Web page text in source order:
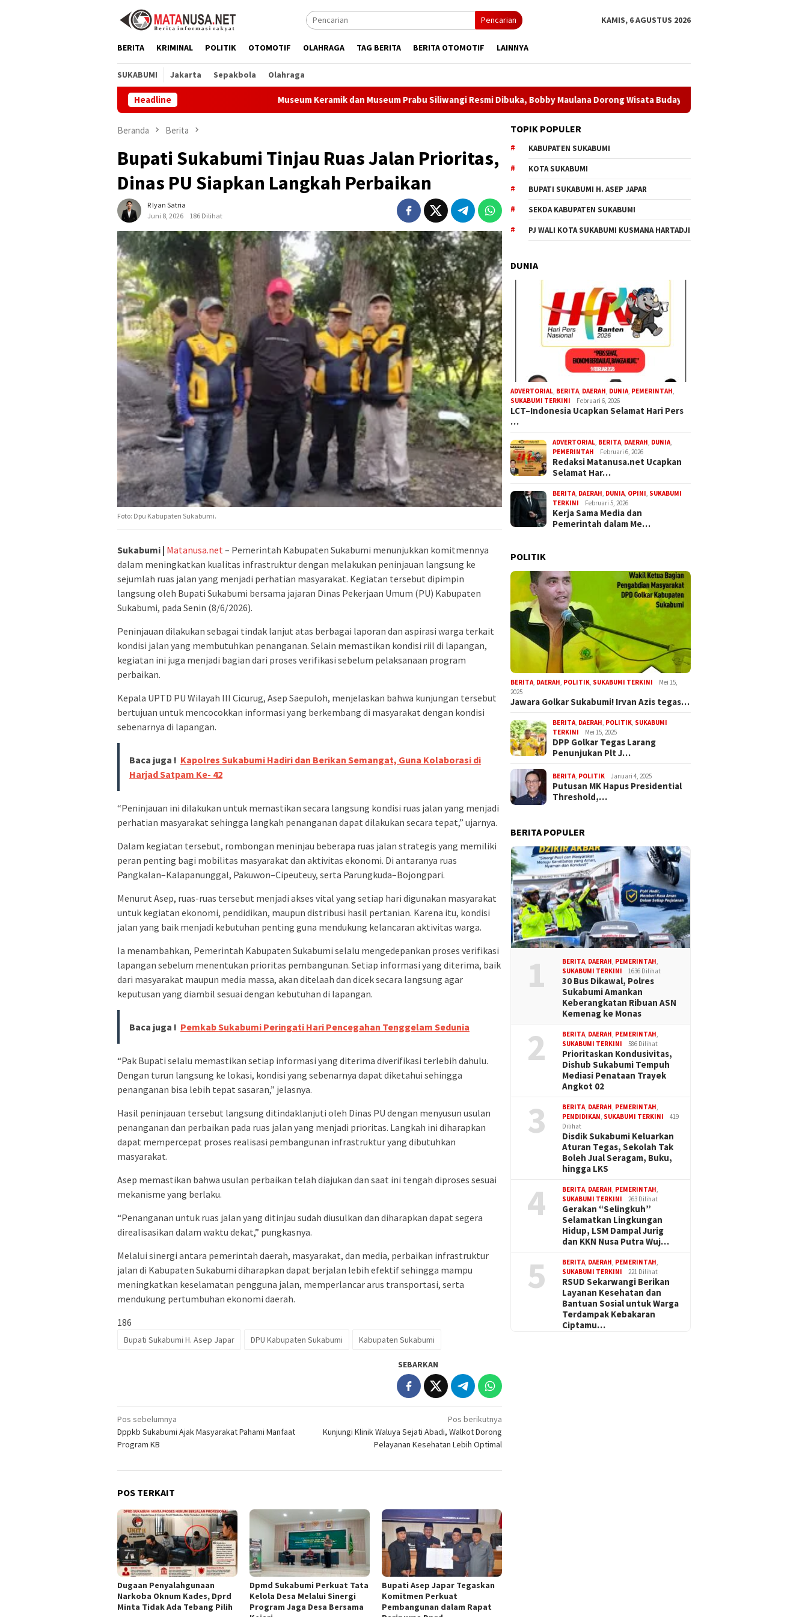
Pencarian KAMIS, 6 AGUSTUS 2026
BERITA KRIMINAL POLITIK OTOMOTIF OLAHRAGA TAG BERITA BERITA OTOMOTIF LAINNYA
SUKABUMI Jakarta Sepakbola Olahraga
Headline Museum Keramik dan Museum Prabu Siliwangi Resmi Dibuka, Bobby Maulana Dorong Wisata Budaya Kota Sukabumi
Beranda Berita
Bupati Sukabumi Tinjau Ruas Jalan Prioritas,
Dinas PU Siapkan Langkah Perbaikan
R Iyan Satria
Juni 8, 2026
186 Dilihat
Foto: Dpu Kabupaten Sukabumi.
Sukabumi | Matanusa.net – Pemerintah Kabupaten Sukabumi menunjukkan komitmennya
dalam meningkatkan kualitas infrastruktur dengan melakukan peninjauan langsung ke
sejumlah ruas jalan yang menjadi perhatian masyarakat. Kegiatan tersebut dipimpin
langsung oleh Bupati Sukabumi bersama jajaran Dinas Pekerjaan Umum (PU) Kabupaten
Sukabumi, pada Senin (8/6/2026).
Peninjauan dilakukan sebagai tindak lanjut atas berbagai laporan dan aspirasi warga terkait
kondisi jalan yang membutuhkan penanganan. Selain memastikan kondisi riil di lapangan,
kegiatan ini juga menjadi bagian dari proses verifikasi sebelum pelaksanaan program
perbaikan.
Kepala UPTD PU Wilayah III Cicurug, Asep Saepuloh, menjelaskan bahwa kunjungan tersebut
bertujuan untuk mencocokkan informasi yang berkembang di masyarakat dengan kondisi
sebenarnya di lapangan.
Baca juga ! Kapolres Sukabumi Hadiri dan Berikan Semangat, Guna Kolaborasi di
Harjad Satpam Ke- 42
“Peninjauan ini dilakukan untuk memastikan secara langsung kondisi ruas jalan yang menjadi
perhatian masyarakat sehingga langkah penanganan dapat dilakukan secara tepat,” ujarnya.
Dalam kegiatan tersebut, rombongan meninjau beberapa ruas jalan strategis yang memiliki
peran penting bagi mobilitas masyarakat dan aktivitas ekonomi. Di antaranya ruas
Pangkalan–Kalapanunggal, Pakuwon–Cipeuteuy, serta Parungkuda–Bojongpari.
Menurut Asep, ruas-ruas tersebut menjadi akses vital yang setiap hari digunakan masyarakat
untuk kegiatan ekonomi, pendidikan, maupun distribusi hasil pertanian. Karena itu, kondisi
jalan yang baik menjadi kebutuhan penting guna mendukung kelancaran aktivitas warga.
Ia menambahkan, Pemerintah Kabupaten Sukabumi selalu mengedepankan proses verifikasi
lapangan sebelum menentukan prioritas pembangunan. Setiap informasi yang diterima, baik
dari masyarakat maupun media massa, akan ditelaah dan dicek secara langsung agar
keputusan yang diambil sesuai dengan kebutuhan di lapangan.
Baca juga ! Pemkab Sukabumi Peringati Hari Pencegahan Tenggelam Sedunia
“Pak Bupati selalu memastikan setiap informasi yang diterima diverifikasi terlebih dahulu.
Dengan turun langsung ke lokasi, kondisi yang sebenarnya dapat diketahui sehingga
penanganan bisa lebih tepat sasaran,” jelasnya.
Hasil peninjauan tersebut langsung ditindaklanjuti oleh Dinas PU dengan menyusun usulan
penanganan dan perbaikan pada ruas jalan yang menjadi prioritas. Langkah ini diharapkan
dapat mempercepat proses realisasi pembangunan infrastruktur yang dibutuhkan
masyarakat.
Asep memastikan bahwa usulan perbaikan telah diajukan dan saat ini tengah diproses sesuai
mekanisme yang berlaku.
“Penanganan untuk ruas jalan yang ditinjau sudah diusulkan dan diharapkan dapat segera
direalisasikan dalam waktu dekat,” pungkasnya.
Melalui sinergi antara pemerintah daerah, masyarakat, dan media, perbaikan infrastruktur
jalan di Kabupaten Sukabumi diharapkan dapat berjalan lebih efektif sehingga mampu
meningkatkan keselamatan pengguna jalan, memperlancar arus transportasi, serta
mendukung pertumbuhan ekonomi daerah.
186
Bupati Sukabumi H. Asep Japar DPU Kabupaten Sukabumi Kabupaten Sukabumi
SEBARKAN
Navigasi
pos
Pos sebelumnya
Dppkb Sukabumi Ajak Masyarakat Pahami Manfaat
Program KB
Pos berikutnya
Kunjungi Klinik Waluya Sejati Abadi, Walkot Dorong
Pelayanan Kesehatan Lebih Optimal
POS TERKAIT
Dugaan Penyalahgunaan
Narkoba Oknum Kades, Dprd
Minta Tidak Ada Tebang Pilih
Dpmd Sukabumi Perkuat Tata
Kelola Desa Melalui Sinergi
Program Jaga Desa Bersama
Bupati Asep Japar Tegaskan
Komitmen Perkuat
Pembangunan dalam Rapat
TOPIK POPULER
KABUPATEN SUKABUMI
KOTA SUKABUMI
BUPATI SUKABUMI H. ASEP JAPAR
SEKDA KABUPATEN SUKABUMI
PJ WALI KOTA SUKABUMI KUSMANA HARTADJI
DUNIA
ADVERTORIAL BERITA DAERAH DUNIA PEMERINTAH
SUKABUMI TERKINI
Februari 6, 2026
LCT–Indonesia Ucapkan Selamat Hari Pers
…
ADVERTORIAL BERITA DAERAH DUNIA
PEMERINTAH
Februari 6, 2026
Redaksi Matanusa.net Ucapkan
Selamat Har…
BERITA DAERAH DUNIA OPINI SUKABUMI
TERKINI
Februari 5, 2026
Kerja Sama Media dan
Pemerintah dalam Me…
POLITIK
BERITA DAERAH POLITIK SUKABUMI TERKINI
Mei 15,
2025
Jawara Golkar Sukabumi! Irvan Azis tegas…
BERITA DAERAH POLITIK SUKABUMI
TERKINI
Mei 15, 2025
DPP Golkar Tegas Larang
Penunjukan Plt J…
BERITA POLITIK Januari 4, 2025
Putusan MK Hapus Presidential
Threshold,…
BERITA POPULER
1 BERITA, DAERAH, PEMERINTAH,
SUKABUMI TERKINI
1636 Dilihat
30 Bus Dikawal, Polres
Sukabumi Amankan
Keberangkatan Ribuan ASN
Kemenag ke Monas
2 BERITA, DAERAH, PEMERINTAH,
SUKABUMI TERKINI
586 Dilihat
Prioritaskan Kondusivitas,
Dishub Sukabumi Tempuh
Mediasi Penataan Trayek
Angkot 02
3 BERITA, DAERAH, PEMERINTAH,
PENDIDIKAN, SUKABUMI TERKINI
419
Dilihat
Disdik Sukabumi Keluarkan
Aturan Tegas, Sekolah Tak
Boleh Jual Seragam, Buku,
hingga LKS
4 BERITA, DAERAH, PEMERINTAH,
SUKABUMI TERKINI
263 Dilihat
Gerakan “Selingkuh”
Selamatkan Lingkungan
Hidup, LSM Dampal Jurig
dan KKN Nusa Putra Wuj…
5 BERITA, DAERAH, PEMERINTAH,
SUKABUMI TERKINI
221 Dilihat
RSUD Sekarwangi Berikan
Layanan Kesehatan dan
Bantuan Sosial untuk Warga
Terdampak Kebakaran
Ciptamu…